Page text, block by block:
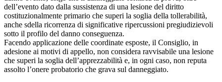
dell’evento dato dalla sussistenza di una lesione del diritto
costituzionalmente primario che superi la soglia della tollerabilità,
anche sdella ricorrenza di significative ripercussioni pregiudizievoli
sotto il profilo del danno conseguenza.
Facendo applicazione delle coordinate esposte, il Consiglio, in
adesione ai motivi di appello, non considera ravvisabile una lesione
che superi la soglia dell’apprezzabilità e, in ogni caso, non reputa
assolto l’onere probatorio che grava sul danneggiato.